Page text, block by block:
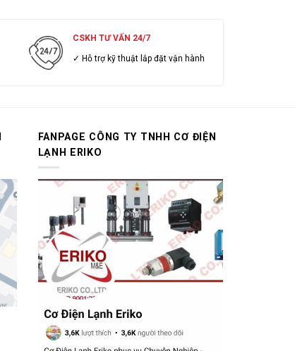
CSKH TƯ VẤN 24/7
✓ Hỗ trợ kỹ thuật lắp đặt vận hành
FANPAGE CÔNG TY TNHH CƠ ĐIỆN
LẠNH ERIKO